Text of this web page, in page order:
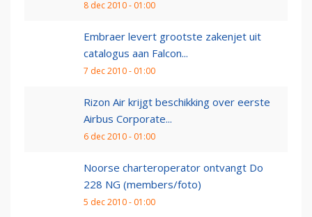
8 dec 2010 - 01:00
Embraer levert grootste zakenjet uit
catalogus aan Falcon...
7 dec 2010 - 01:00
Rizon Air krijgt beschikking over eerste
Airbus Corporate...
6 dec 2010 - 01:00
Noorse charteroperator ontvangt Do
228 NG (members/foto)
5 dec 2010 - 01:00